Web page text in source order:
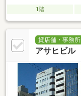
1階
貸店舗・事務所
アサヒビル